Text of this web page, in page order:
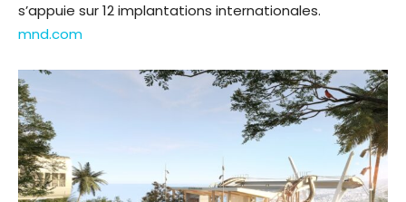
s’appuie sur 12 implantations internationales.
mnd.com